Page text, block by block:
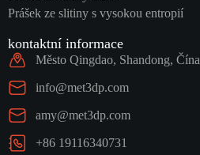
Prášek ze slitiny s vysokou entropií
kontaktní informace
Město Qingdao, Shandong, Čína
info@met3dp.com
amy@met3dp.com
+86 19116340731